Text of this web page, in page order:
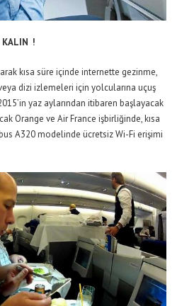
KALIN !
kısa süre içinde internette gezinme,
dizi izlemeleri için yolcularına uçuş
yaz aylarından itibaren başlayacak
Orange ve Air France işbirliğinde, kısa
A320 modelinde ücretsiz Wi-Fi erişimi